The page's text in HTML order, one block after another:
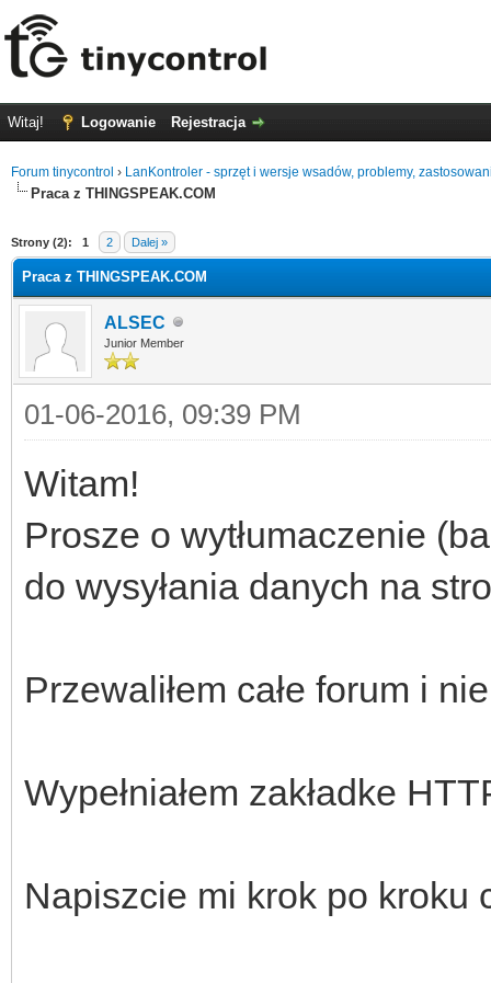
Witaj! Logowanie Rejestracja
Forum tinycontrol › LanKontroler - sprzęt i wersje wsadów, problemy,
Praca z THINGSPEAK.COM
Strony (2): 1 2 Dalej »
Praca z THINGSPEAK.COM
ALSEC
Junior Member
01-06-2016, 09:39 PM
Witam!
Prosze o wytłumaczenie
do wysyłania danych na
Przewaliłem całe forum i
Wypełniałem zakładke
Napiszcie mi krok po kroku